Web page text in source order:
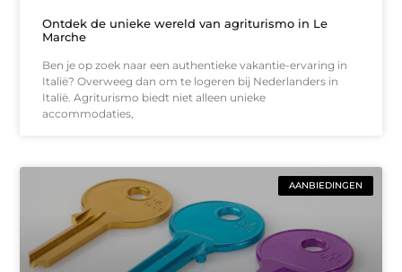
Ontdek de unieke wereld van agriturismo in Le
Marche
Ben je op zoek naar een authentieke vakantie-ervaring in
Italië? Overweeg dan om te logeren bij Nederlanders in
Italië. Agriturismo biedt niet alleen unieke
accommodaties,
AANBIEDINGEN